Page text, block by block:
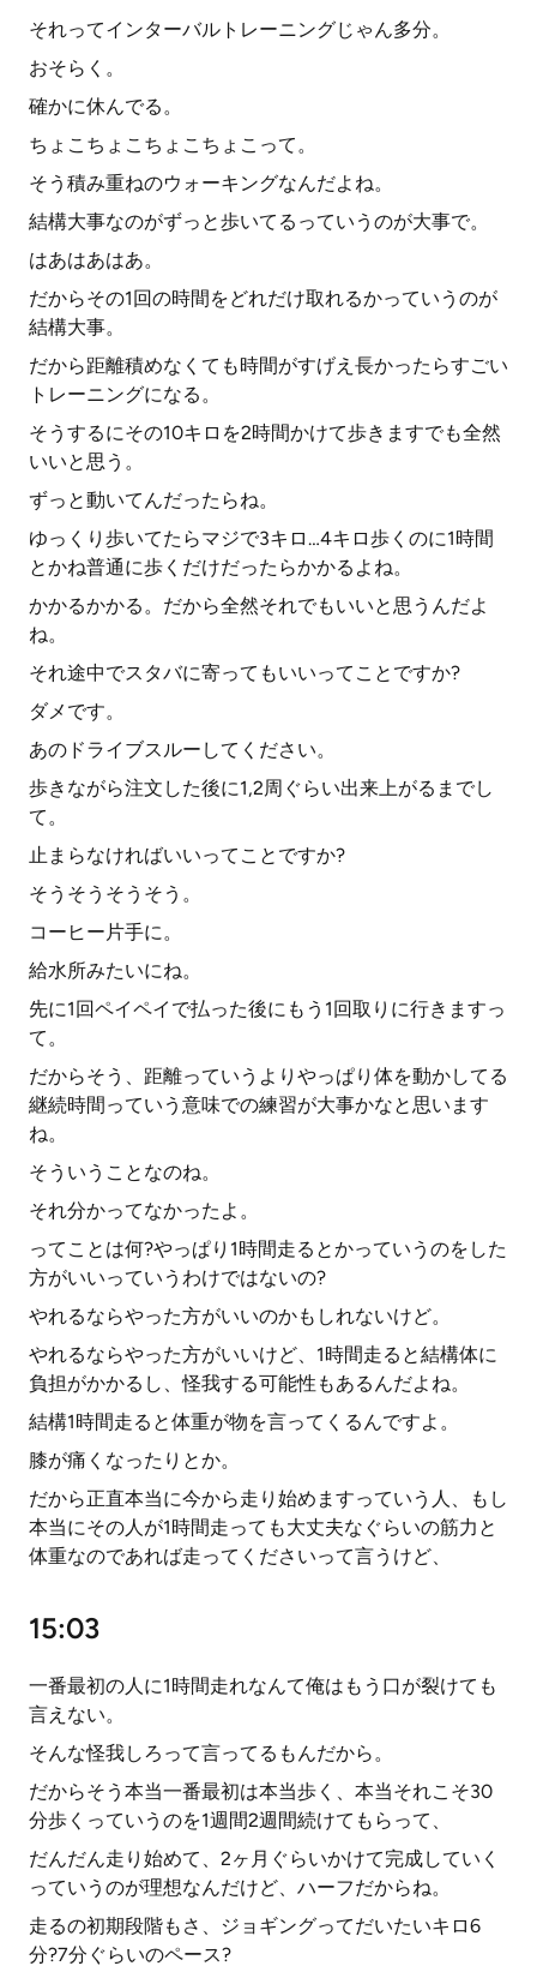
それってインターバルトレーニングじゃん多分。
おそらく。
確かに休んでる。
ちょこちょこちょこちょこって。
そう積み重ねのウォーキングなんだよね。
結構大事なのがずっと歩いてるっていうのが大事で。
はあはあはあ。
だからその1回の時間をどれだけ取れるかっていうのが
結構大事。
だから距離積めなくても時間がすげえ長かったらすごい
トレーニングになる。
そうするにその10キロを2時間かけて歩きますでも全然
いいと思う。
ずっと動いてんだったらね。
ゆっくり歩いてたらマジで3キロ…4キロ歩くのに1時間
とかね普通に歩くだけだったらかかるよね。
かかるかかる。だから全然それでもいいと思うんだよ
ね。
それ途中でスタバに寄ってもいいってことですか?
ダメです。
あのドライブスルーしてください。
歩きながら注文した後に1,2周ぐらい出来上がるまでし
て。
止まらなければいいってことですか?
そうそうそうそう。
コーヒー片手に。
給水所みたいにね。
先に1回ペイペイで払った後にもう1回取りに行きますっ
て。
だからそう、距離っていうよりやっぱり体を動かしてる
継続時間っていう意味での練習が大事かなと思います
ね。
そういうことなのね。
それ分かってなかったよ。
ってことは何?やっぱり1時間走るとかっていうのをした
方がいいっていうわけではないの?
やれるならやった方がいいのかもしれないけど。
やれるならやった方がいいけど、1時間走ると結構体に
負担がかかるし、怪我する可能性もあるんだよね。
結構1時間走ると体重が物を言ってくるんですよ。
膝が痛くなったりとか。
だから正直本当に今から走り始めますっていう人、もし
本当にその人が1時間走っても大丈夫なぐらいの筋力と
体重なのであれば走ってくださいって言うけど、
15:03
一番最初の人に1時間走れなんて俺はもう口が裂けても
言えない。
そんな怪我しろって言ってるもんだから。
だからそう本当一番最初は本当歩く、本当それこそ30
分歩くっていうのを1週間2週間続けてもらって、
だんだん走り始めて、2ヶ月ぐらいかけて完成していく
っていうのが理想なんだけど、ハーフだからね。
走るの初期段階もさ、ジョギングってだいたいキロ6
分?7分ぐらいのペース?